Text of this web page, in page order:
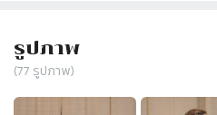
รูปภาพ
(77 รูปภาพ)